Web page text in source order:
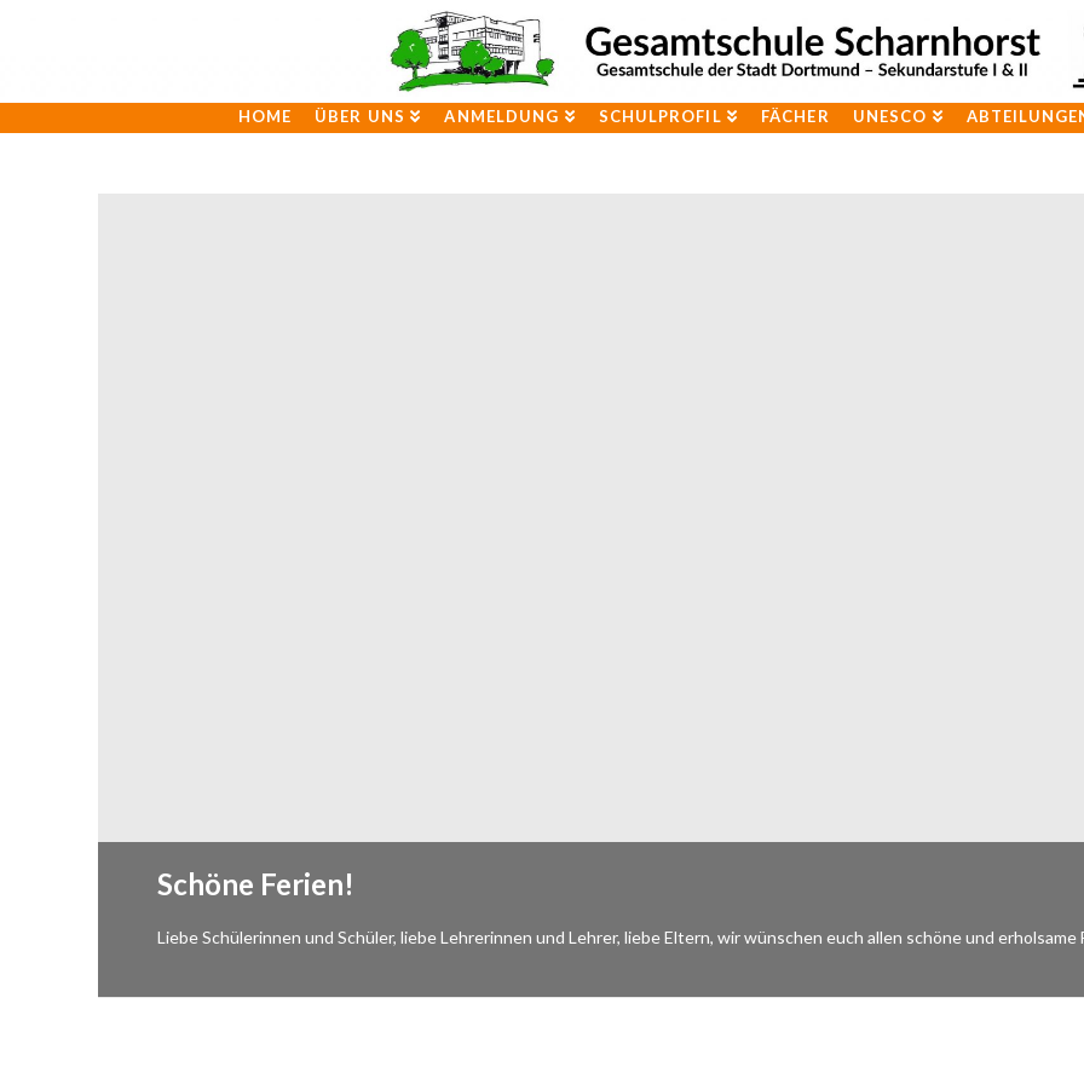
HOME ÜBER UNS ANMELDUNG SCHULPROFIL FÄCHER UNESCO
Schöne Ferien!
Liebe Schülerinnen und Schüler, liebe Lehrerinnen und Lehrer, liebe Eltern, wir wünschen euch allen schöne und erholsame